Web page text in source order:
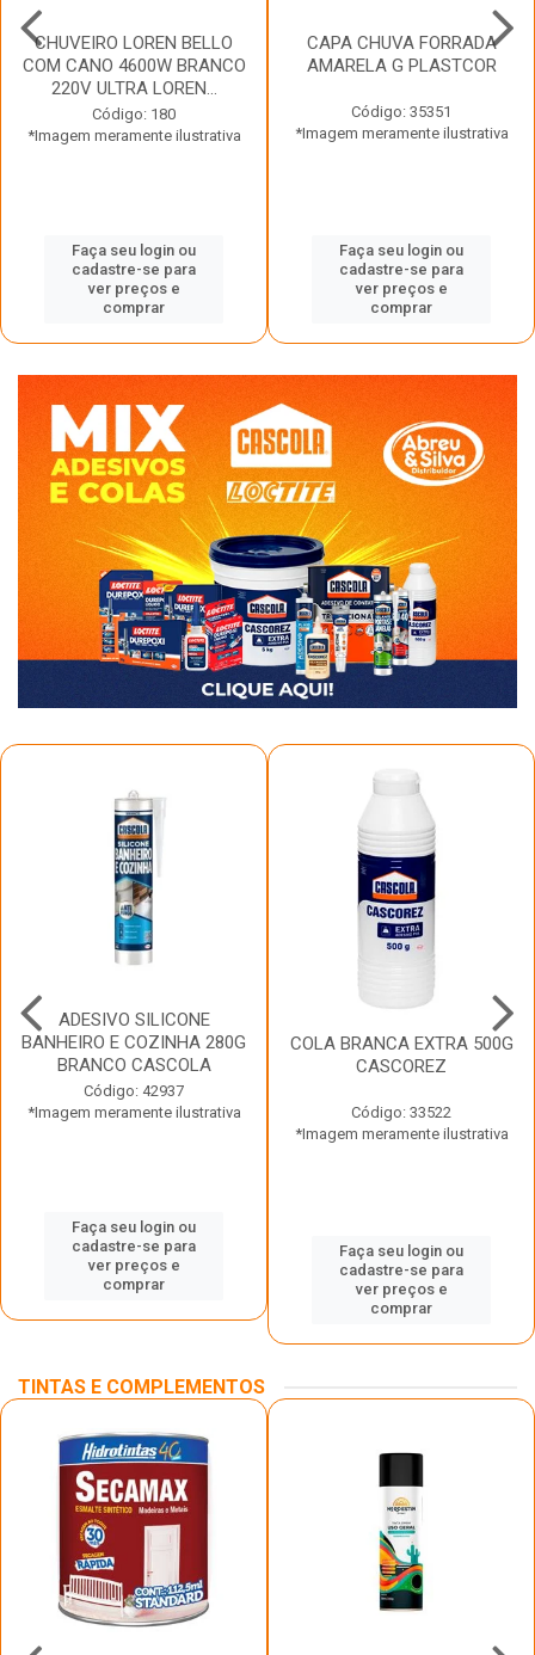
CHUVEIRO LOREN BELLO
COM CANO 4600W BRANCO
220V ULTRA LOREN...
Código: 180
*Imagem meramente ilustrativa
Faça seu login ou
cadastre-se para
ver preços e
comprar
CAPA CHUVA FORRADA
AMARELA G PLASTCOR
Código: 35351
*Imagem meramente ilustrativa
Faça seu login ou
cadastre-se para
ver preços e
comprar
ADESIVO SILICONE
BANHEIRO E COZINHA 280G
BRANCO CASCOLA
Código: 42937
*Imagem meramente ilustrativa
Faça seu login ou
cadastre-se para
ver preços e
comprar
COLA BRANCA EXTRA 500G
CASCOREZ
Código: 33522
*Imagem meramente ilustrativa
Faça seu login ou
cadastre-se para
ver preços e
comprar
TINTAS E COMPLEMENTOS